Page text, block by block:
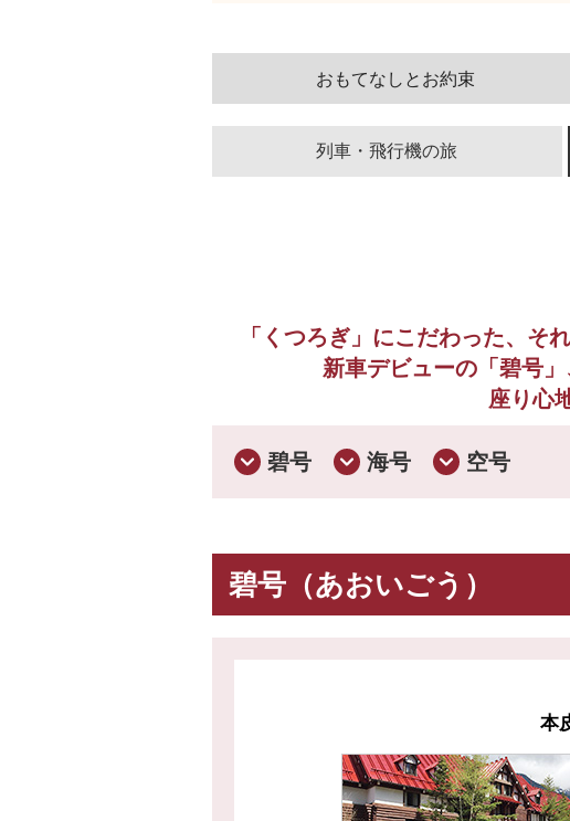
おもてなしとお約束
列車・飛行機の旅
「くつろぎ」にこだわった、そ
新車デビューの「碧号
座り心
碧号 海号 空号
碧号（あおいごう）
本